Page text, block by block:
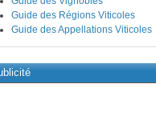
Guide des Régions Viticoles
Guide des Appellations Viticoles